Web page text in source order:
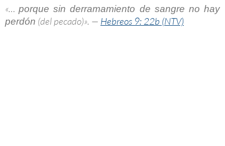
«…porque sin derramamiento de sangre no hay
perdón (del pecado)». — Hebreos 9: 22b (NTV)